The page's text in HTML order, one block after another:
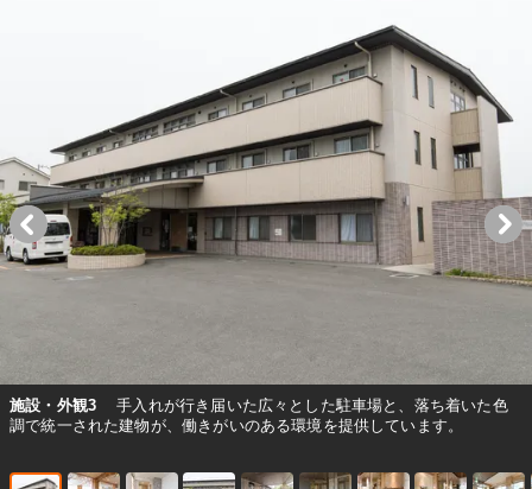
施設・外観3
手入れが行き届いた広々とした駐車場と、落ち着いた色
調で統一された建物が、働きがいのある環境を提供しています。